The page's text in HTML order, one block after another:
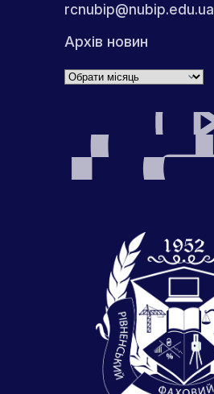
rcnubip@nubip.edu.ua
Архів новин
Архіви